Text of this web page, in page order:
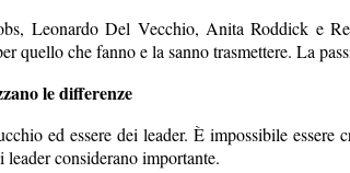
Leonardo Del Vecchio, Anita Roddick e
quello che fanno e la sanno trasmettere. La
le differenze
ed essere dei leader. È impossibile essere
considerano importante.